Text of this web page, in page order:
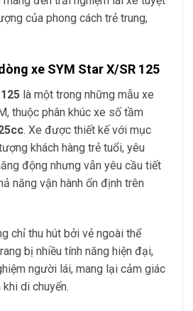
của phong cách trẻ trung,
xe SYM Star X/SR 125
là một trong những mẫu xe
thuộc phân khúc xe số tầm
. Xe được thiết kế với mục
khách hàng trẻ tuổi, yêu
động nhưng vẫn yêu cầu tiết
năng vận hành ổn định trên
chỉ thu hút bởi vẻ ngoài thể
bị nhiều tính năng hiện đại,
người lái, mang lại cảm giác
di chuyển.